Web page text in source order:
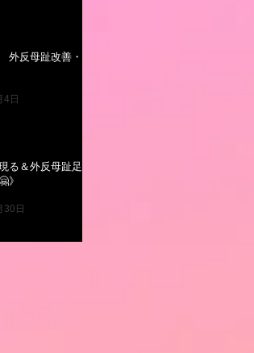
外反母趾改善・
4日
る＆外反母趾足
》
30日